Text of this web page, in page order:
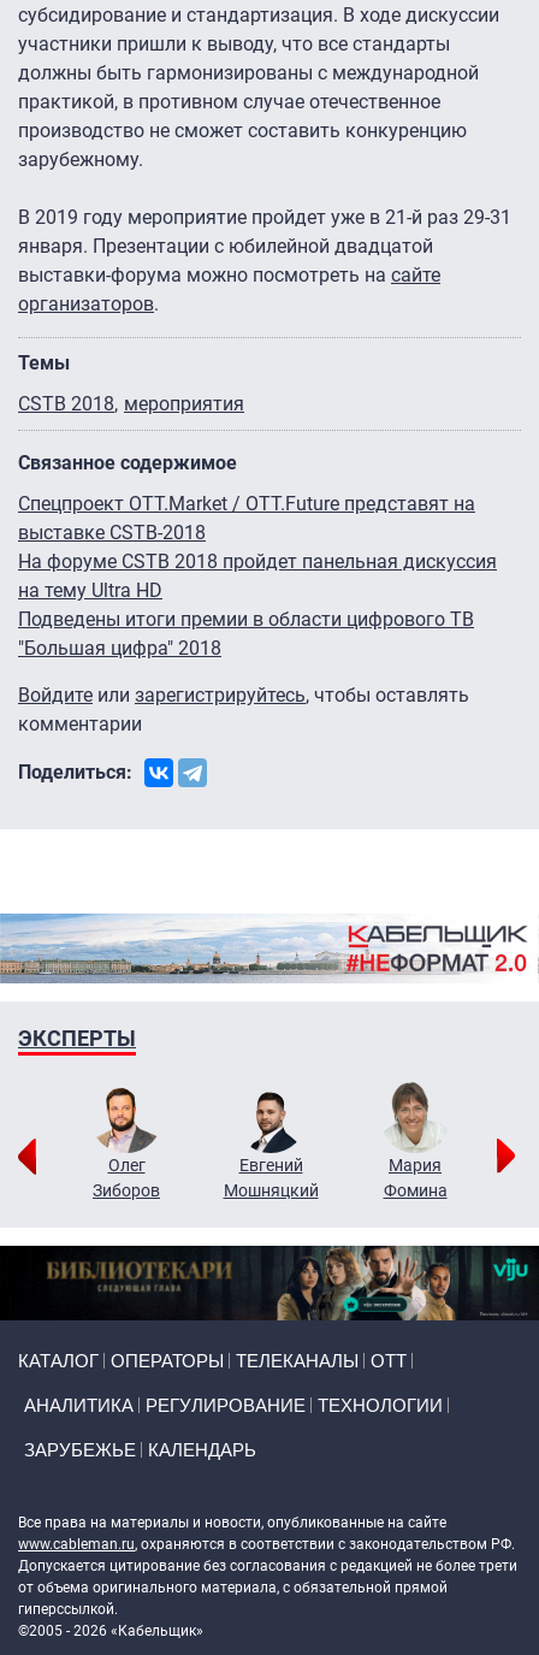
субсидирование и стандартизация. В ходе дискуссии
участники пришли к выводу, что все стандарты
должны быть гармонизированы с международной
практикой, в противном случае отечественное
производство не сможет составить конкуренцию
зарубежному.
В 2019 году мероприятие пройдет уже в 21-й раз 29-31
января. Презентации с юбилейной двадцатой
выставки-форума можно посмотреть на сайте
организаторов.
Темы
CSTB 2018 мероприятия
Связанное содержимое
Спецпроект OTT.Market / OTT.Future представят на
выставке CSTB-2018
На форуме CSTB 2018 пройдет панельная дискуссия
на тему Ultra HD
Подведены итоги премии в области цифрового ТВ
"Большая цифра" 2018
Войдите или зарегистрируйтесь, чтобы оставлять
комментарии
Поделиться:
ЭКСПЕРТЫ
Олег
Зиборов
Евгений
Мошняцкий
Мария
Фомина
КАТАЛОГ ОПЕРАТОРЫ ТЕЛЕКАНАЛЫ ОТТ
АНАЛИТИКА РЕГУЛИРОВАНИЕ ТЕХНОЛОГИИ
ЗАРУБЕЖЬЕ КАЛЕНДАРЬ
Все права на материалы и новости, опубликованные на сайте
www.cableman.ru, охраняются в соответствии с законодательством РФ.
Допускается цитирование без согласования с редакцией не более трети
от объема оригинального материала, с обязательной прямой
гиперссылкой.
©2005 - 2026 «Кабельщик»